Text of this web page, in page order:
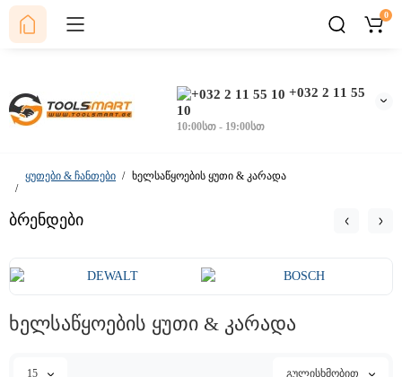
+032 2 11 55
10
10:00სთ - 19:00სთ
0
ყუთები & ჩანთები ხელსაწყოების ყუთი & კარადა
ბრენდები
ხელსაწყოების ყუთი & კარადა
15 გულისხმობით